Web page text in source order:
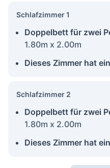
Schlafzimmer 1
Doppelbett für zwei
1.80m x 2.00m
Dieses Zimmer hat
Schlafzimmer 2
Doppelbett für zwei
1.80m x 2.00m
Dieses Zimmer hat